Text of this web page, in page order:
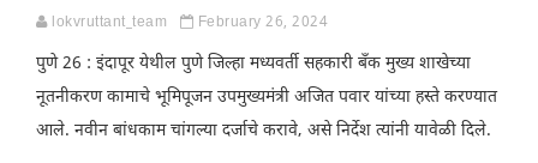
lokvruttant_team February 26, 2024
पुणे 26 : इंदापूर येथील पुणे जिल्हा मध्यवर्ती सहकारी बँक मुख्य शाखेच्या
नूतनीकरण कामाचे भूमिपूजन उपमुख्यमंत्री अजित पवार यांच्या हस्ते करण्यात
आले. नवीन बांधकाम चांगल्या दर्जाचे करावे, असे निर्देश त्यांनी यावेळी दिले.